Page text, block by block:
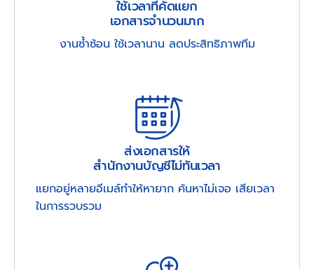
ใช้เวลาที่คัดแยก
เอกสารจำนวนมาก
งานซ้ำซ้อน ใช้เวลานาน ลดประสิทธิภาพทีม
ส่งเอกสารให้
สำนักงานบัญชีไม่ทันเวลา
แยกอยู่หลายอีเมล์ทำให้หายาก ค้นหาไม่เจอ เสียเวลา
ในการรวบรวม